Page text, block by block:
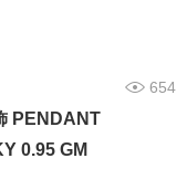
654
PENDANT
0.95 GM